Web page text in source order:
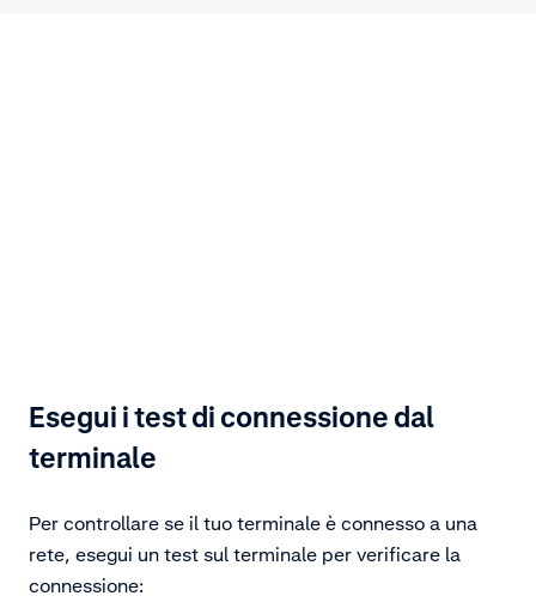
Esegui i test di connessione dal
terminale
Per controllare se il tuo terminale è connesso a una
rete, esegui un test sul terminale per verificare la
connessione: